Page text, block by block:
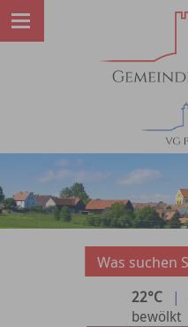
22°C |
bewölkt